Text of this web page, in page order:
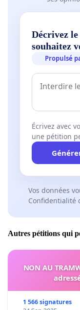
Décrivez le
souhaitez
Propulsé
Écrivez avec
une pétition
Vos données
Confidentialité
Autres pétitions qui
NON AU
1 566 signatures